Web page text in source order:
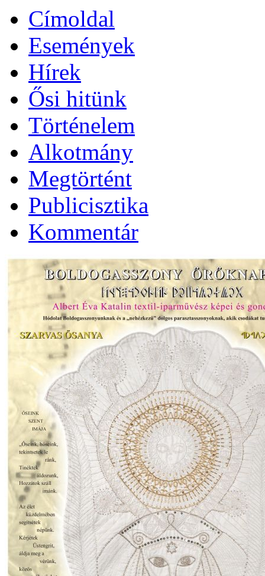
Címoldal
Események
Hírek
Ősi hitünk
Történelem
Alkotmány
Megtörtént
Publicisztika
Kommentár